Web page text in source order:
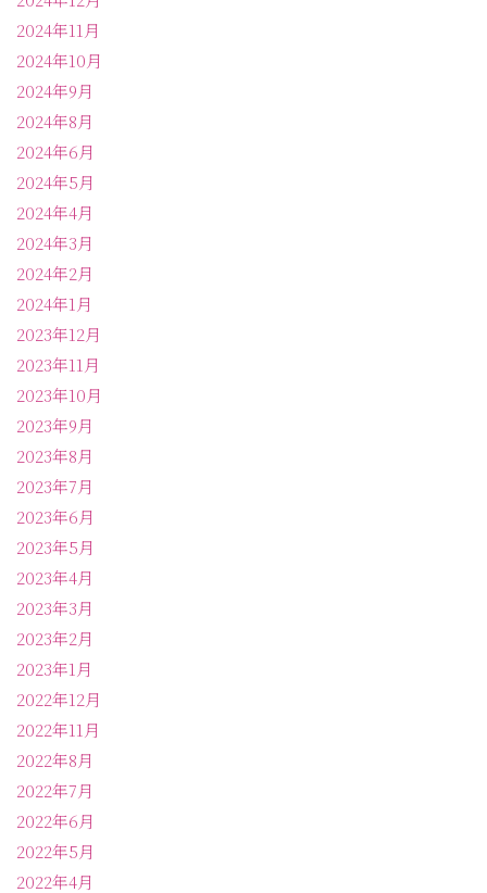
2024年11月
2024年10月
2024年9月
2024年8月
2024年6月
2024年5月
2024年4月
2024年3月
2024年2月
2024年1月
2023年12月
2023年11月
2023年10月
2023年9月
2023年8月
2023年7月
2023年6月
2023年5月
2023年4月
2023年3月
2023年2月
2023年1月
2022年12月
2022年11月
2022年8月
2022年7月
2022年6月
2022年5月
2022年4月